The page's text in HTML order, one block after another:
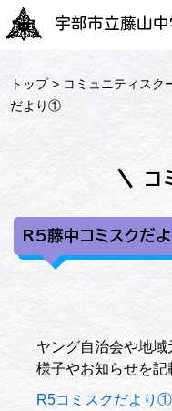
宇部市立藤山中
トップ> コミュニティスク
だより①
コ
R5藤中コミスクだ
ヤング自治会や地
様子やお知らせを記
R5コミスクだより